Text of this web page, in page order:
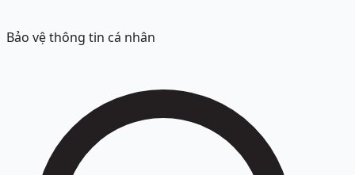
Bảo vệ thông tin cá nhân